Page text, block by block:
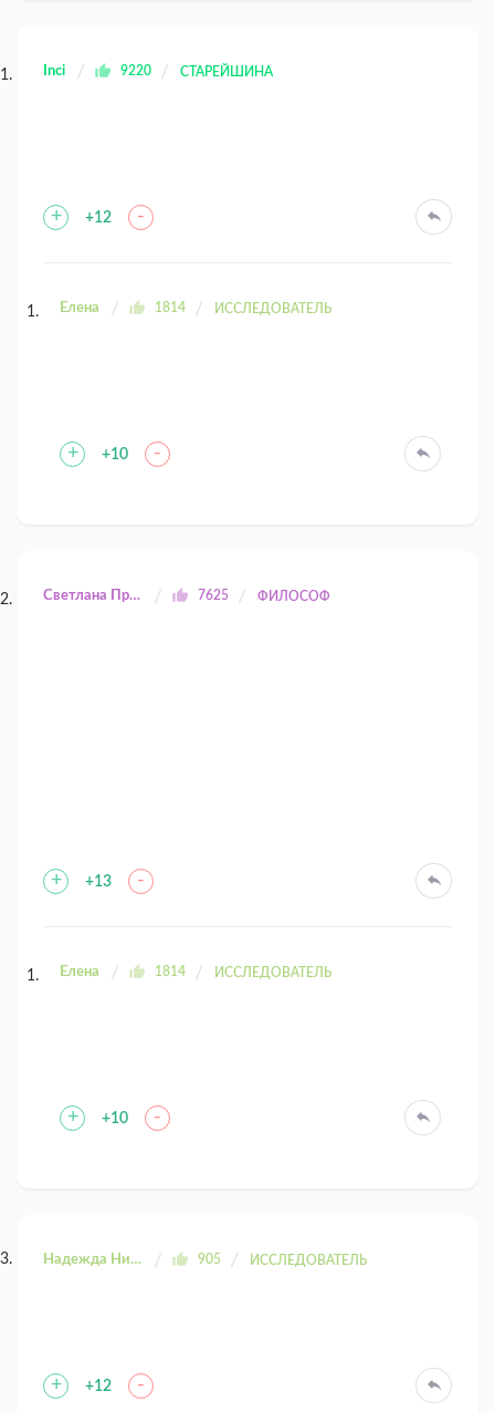
Inci 9220 СТАРЕЙШИНА
+ +12 -
Елена 1814 ИССЛЕДОВАТЕЛЬ
+ +10 -
Светлана Прилуцкая 7625 ФИЛОСОФ
+ +13 -
Елена 1814 ИССЛЕДОВАТЕЛЬ
+ +10 -
Надежда Николаевна 905 ИССЛЕДОВАТЕЛЬ
+ +12 -